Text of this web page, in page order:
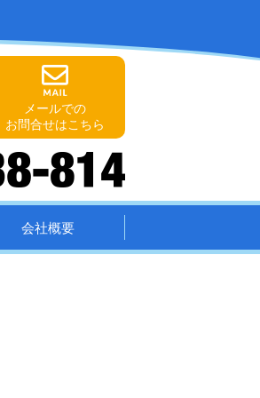
メールでの
お問合せはこちら
会社概要